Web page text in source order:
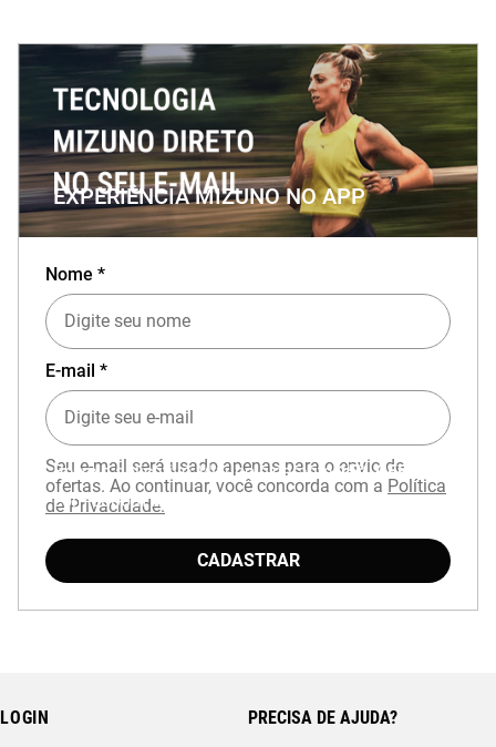
EXPERIÊNCIA MIZUNO NO APP
Baixe o aplicativo Mizuno e garanta 15% OFF
com cupomAPP15 .
Nome *
E-mail *
Seu e-mail será usado apenas para o envio de
ofertas. Ao continuar, você concorda com a Política
de Privacidade.
CADASTRAR
LOGIN
PRECISA DE AJUDA?